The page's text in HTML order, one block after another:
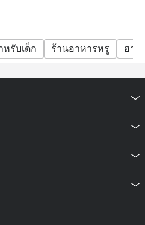
หรับเด็ก ร้านอาหารหรู ฮาล